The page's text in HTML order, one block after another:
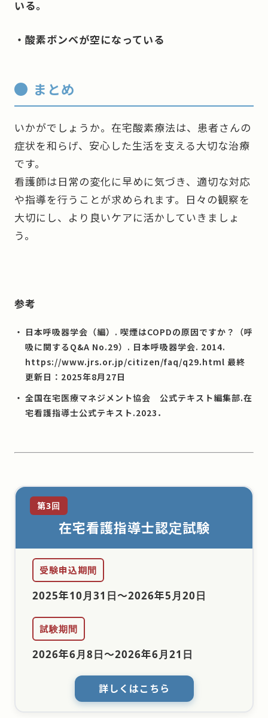
いる。
・酸素ボンベが空になっている
まとめ
いかがでしょうか。在宅酸素療法は、患者さんの
症状を和らげ、安心した生活を支える大切な治療
です。
看護師は日常の変化に早めに気づき、適切な対応
や指導を行うことが求められます。日々の観察を
大切にし、より良いケアに活かしていきましょ
う。
参考
日本呼吸器学会（編）. 喫煙はCOPDの原因ですか？（呼
吸に関するQ&A No.29）. 日本呼吸器学会. 2014.
https://www.jrs.or.jp/citizen/faq/q29.html 最終
更新日：2025年8月27日
全国在宅医療マネジメント協会 公式テキスト編集部.在
宅看護指導士公式テキスト.2023．
第3回
在宅看護指導士認定試験
受験申込期間
2025年10月31日〜2026年5月20日
試験期間
2026年6月8日〜2026年6月21日
詳しくはこちら